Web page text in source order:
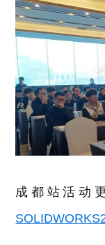
成都站活动